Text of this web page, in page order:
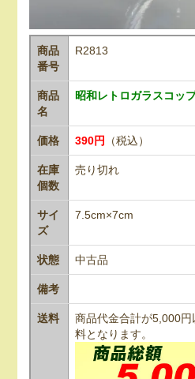
商品
番号
R2813
商品
名
昭和レトロガラスコッ
価格 390円 （税込）
在庫
個数
売り切れ
サイ
ズ
7.5cm×7cm
状態 中古品
備考
送料
商品代金合計が5,000
料となります。